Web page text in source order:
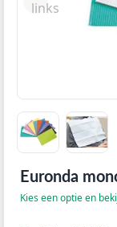
Euronda
Kies een optie en